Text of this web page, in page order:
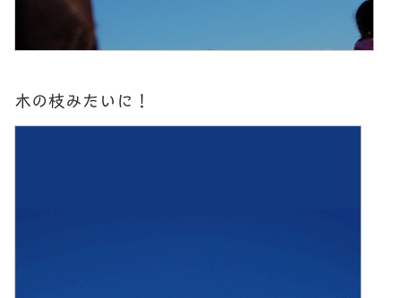
木の枝みたいに！